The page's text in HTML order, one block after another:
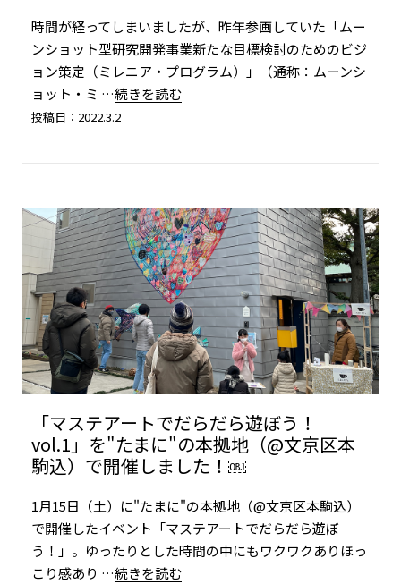
時間が経ってしまいましたが、昨年参画していた「ムー
ンショット型研究開発事業新たな目標検討のためのビジ
ョン策定（ミレニア・プログラム）」（通称：ムーンシ
ョット・ミ …続きを読む
投稿日：2022.3.2
「マステアートでだらだら遊ぼう！
vol.1」を"たまに"の本拠地（@文京区本
駒込）で開催しました！￼
1月15日（土）に"たまに"の本拠地（@文京区本駒込）
で開催したイベント「マステアートでだらだら遊ぼ
う！」。ゆったりとした時間の中にもワクワクありほっ
こり感あり …続きを読む